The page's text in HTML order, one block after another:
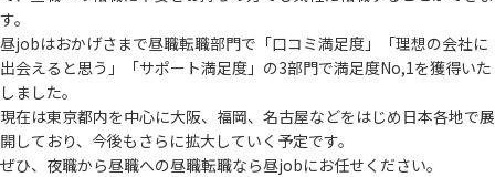
す。
昼jobはおかげさまで昼職転職部門で「口コミ満足度」「理想の会社に
出会えると思う」
「サポート満足度」の3部門で満足度No,1を獲得いた
しました。
現在は東京都内を中心に大阪、福岡、名古屋などをはじめ日本各地で展
開しており、 今後もさらに拡大していく予定です。
ぜひ、夜職から昼職への昼職転職なら昼jobにお任せください。